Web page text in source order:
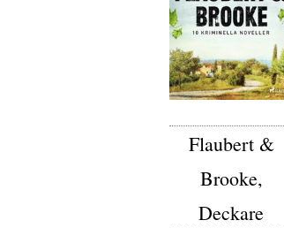
Flaubert &
Brooke,
Deckare